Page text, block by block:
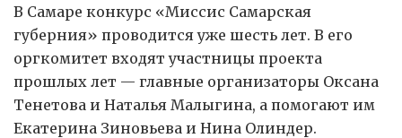
В Самаре конкурс «Миссис Самарская
губерния» проводится уже шесть лет. В его
оргкомитет входят участницы проекта
прошлых лет — главные организаторы Оксана
Тенетова и Наталья Малыгина, а помогают им
Екатерина Зиновьева и Нина Олиндер.